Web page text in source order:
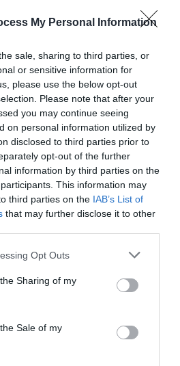
My Personal Information
sale, sharing to third parties, or
or sensitive information for
please use the below opt-out
Please note that after your
you may continue seeing
on personal information utilized by
disclosed to third parties prior to
opt-out of the further
information by third parties on the
This information may
third parties on the IAB’s List of
that may further disclose it to other
Opt Outs
Sharing of my
Sale of my
Ronchi Dei Legionari
dePordenone - Ver os
Azzano Decimo
Casarsa Della Delizia
Porcia
Prata Di Pordenone
Spilimbergo
deTrieste- Ver os hotel em
de
Buttrio